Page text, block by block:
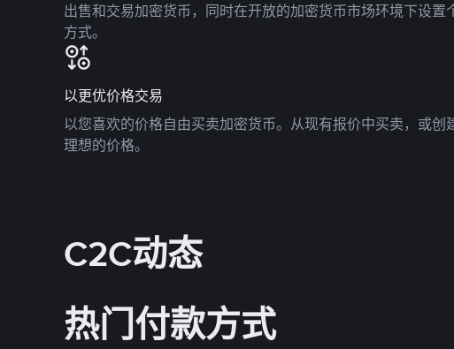
出售和交易加密货币，同时在开放的加密货币市场环境下设置
方式。
以更优价格交易
以您喜欢的价格自由买卖加密货币。从现有报价中买卖，或创
理想的价格。
C2C动态
热门付款方式